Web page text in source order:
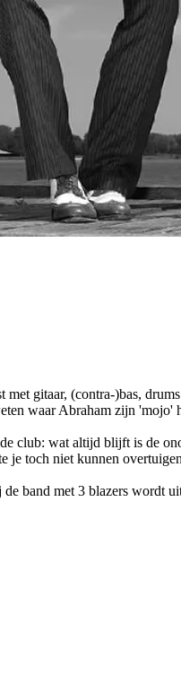
gitaar, (contra-)bas,
waar Abraham zijn 'mojo'
club: wat altijd blijft is de
toch niet kunnen
band met 3 blazers wordt